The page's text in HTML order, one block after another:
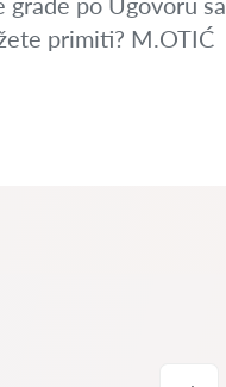
primiti? M.OTIĆ